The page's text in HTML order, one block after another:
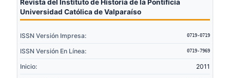
Revista del Instituto de Historia de la Pontificia
Universidad Católica de Valparaíso
ISSN Versión Impresa: 0719-0719
ISSN Versión En Línea: 0719-7969
Inicio:
2011